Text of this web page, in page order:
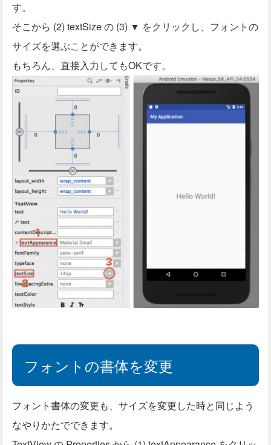
す。
そこから (2) textSize の (3) ▼ をクリックし、フォントの
サイズを選ぶことができます。
もちろん、直接入力してもOKです。
フォントの書体を変更
フォント書体の変更も、サイズを変更した時と同じよう
なやりかたでできます。